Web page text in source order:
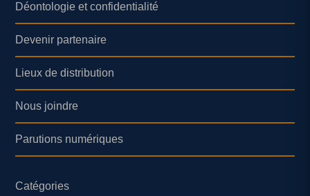
Déontologie et confidentialité
Devenir partenaire
Lieux de distribution
Nous joindre
Parutions numériques
Catégories